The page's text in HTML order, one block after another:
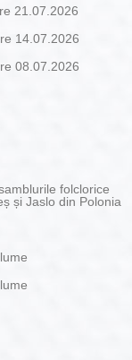
21.07.2026
14.07.2026
08.07.2026
folclorice
și Jaslo din Polonia